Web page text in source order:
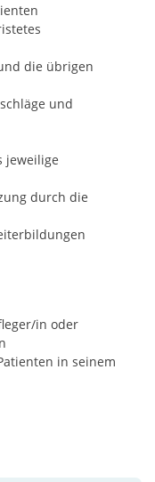
die übrigen
und
jeweilige
durch die
in oder
in seinem